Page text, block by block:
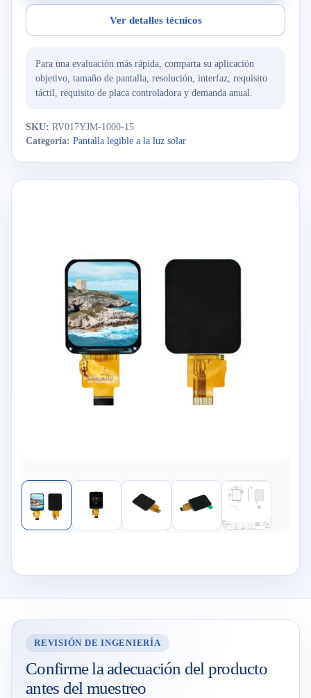
Ver detalles técnicos
Para una evaluación más rápida, comparta su aplicación
objetivo, tamaño de pantalla, resolución, interfaz, requisito
táctil, requisito de placa controladora y demanda anual.
SKU: RV017YJM-1000-15
Categoría: Pantalla legible a la luz solar
REVISIÓN DE INGENIERÍA
Confirme la adecuación del producto
antes del muestreo